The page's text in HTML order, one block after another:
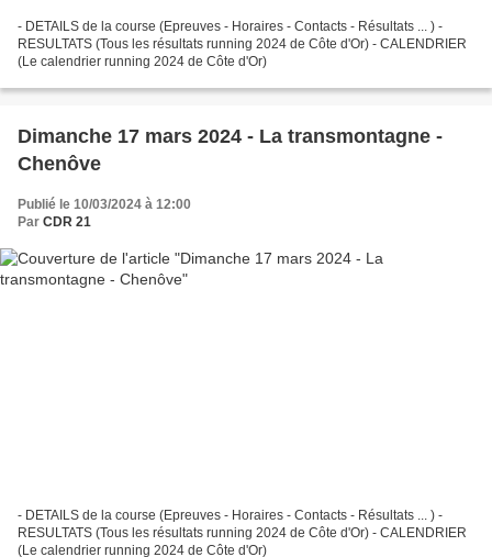
- DETAILS de la course (Epreuves - Horaires - Contacts - Résultats ... ) -
RESULTATS (Tous les résultats running 2024 de Côte d'Or) - CALENDRIER
(Le calendrier running 2024 de Côte d'Or)
Dimanche 17 mars 2024 - La transmontagne -
Chenôve
Publié le 10/03/2024 à 12:00
Par CDR 21
- DETAILS de la course (Epreuves - Horaires - Contacts - Résultats ... ) -
RESULTATS (Tous les résultats running 2024 de Côte d'Or) - CALENDRIER
(Le calendrier running 2024 de Côte d'Or)